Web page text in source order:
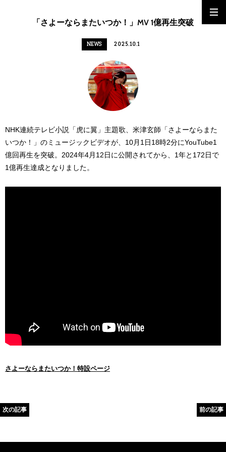
「さよーならまたいつか！」MV 1億再生突破
NEWS 2025.10.1
NHK連続テレビ小説「虎に翼」主題歌、米津玄師「さよーならまた
いつか！」のミュージックビデオが、10月1日18時2分にYouTube1
億回再生を突破。2024年4月12日に公開されてから、1年と172日で
1億再生達成となりました。
さよーならまたいつか！特設ページ
次の記事 前の記事